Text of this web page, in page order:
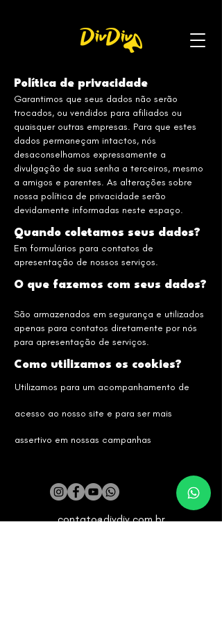
Política de privacidade
Garantimos que seus dados não serão
trocados, ou vendidos para afiliados ou
quaisquer outras empresas. Para que estes
dados permaneçam intactos, nós
desaconselhamos expressamente a
divulgação de sua senha a terceiros, mesmo
a amigos e parentes. As alterações sobre
nossa política de privacidade serão
devidamente informadas neste espaço.
Quando coletamos seus dados?
Em formulários para contatos de
apresentação de nossos serviços.
O que fazemos com seus dados?
São armazenados em segurança e utilizados
apenas para contatos diretamente por nós
para apresentação de serviços.
Como utilizamos os cookies?
Utilizamos para um acompanhamento de
acesso ao nosso site e para ser mais
assertivo em nossas campanhas
contato@divdiv.com.br